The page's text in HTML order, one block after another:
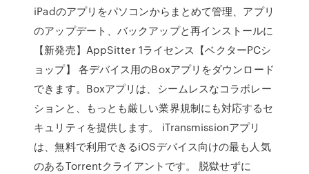
iPadのアプリをパソコンからまとめて管理、アプリ
のアップデート、バックアップと再インストールに
【新発売】AppSitter 1ライセンス【ベクターPCシ
ョップ】 各デバイス用のBoxアプリをダウンロード
できます。Boxアプリは、シームレスなコラボレー
ションと、もっとも厳しい業界規制にも対応するセ
キュリティを提供します。 iTransmissionアプリ
は、無料で利用できるiOSデバイス向けの最も人気
のあるTorrentクライアントです。 脱獄せずに